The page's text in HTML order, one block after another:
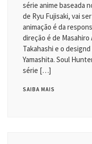
série anime baseada
de Ryu Fujisaki, vai
animação é da
direção é de
Takahashi e o
Yamashita. Soul
série […]
SAIBA MAIS